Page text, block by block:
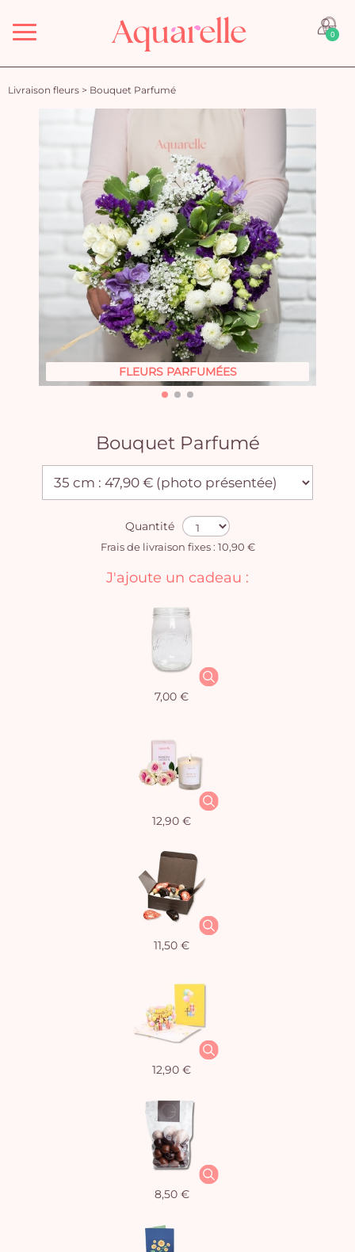
Menu 0
Livraison fleurs > Bouquet Parfumé
FLEURS PARFUMÉES
Bouquet Parfumé
Quantité
Frais de livraison fixes : 10,90 €
J'ajoute un cadeau :
7,00 €
12,90 €
11,50 €
12,90 €
8,50 €